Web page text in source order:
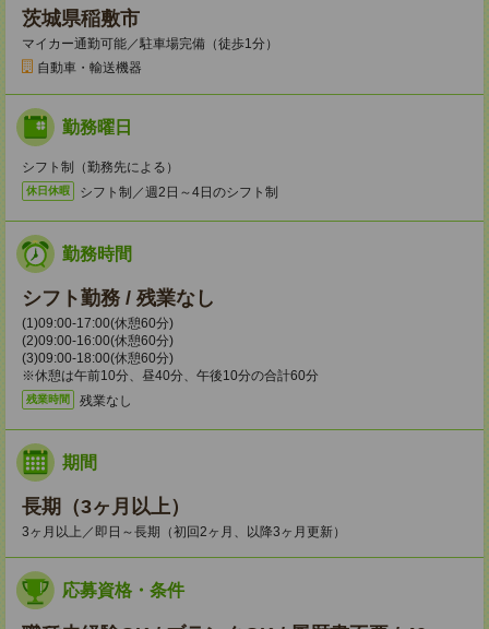
茨城県稲敷市
マイカー通勤可能／駐車場完備（徒歩1分）
自動車・輸送機器
勤務曜日
シフト制（勤務先による）
休日休暇 シフト制／週2日～4日のシフト制
勤務時間
シフト勤務 / 残業なし
(1)09:00-17:00(休憩60分)
(2)09:00-16:00(休憩60分)
(3)09:00-18:00(休憩60分)
※休憩は午前10分、昼40分、午後10分の合計60分
残業時間 残業なし
期間
長期（3ヶ月以上）
3ヶ月以上／即日～長期（初回2ヶ月、以降3ヶ月更新）
応募資格・条件